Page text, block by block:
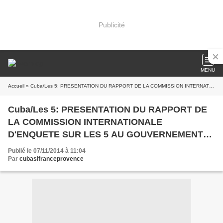
Publicité
MENU
Accueil » Cuba/Les 5: PRESENTATION DU RAPPORT DE LA COMMISSION INTERNATIONALE D'ENQUETE SUR LES 5 AU GOUVERNEMENT DES Etats-Unis
Cuba/Les 5: PRESENTATION DU RAPPORT DE
LA COMMISSION INTERNATIONALE
D'ENQUETE SUR LES 5 AU GOUVERNEMENT
DES Etats-Unis
Publié le 07/11/2014 à 11:04
Par cubasifranceprovence